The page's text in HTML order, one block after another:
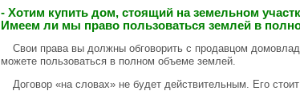
- Хотим купить дом, стоящий на земельном
Имеем ли мы право пользоваться землей в
Свои права вы должны обговорить с продавцом
можете пользоваться в полном объеме землей.
Договор «на словах» не будет действительным. Его